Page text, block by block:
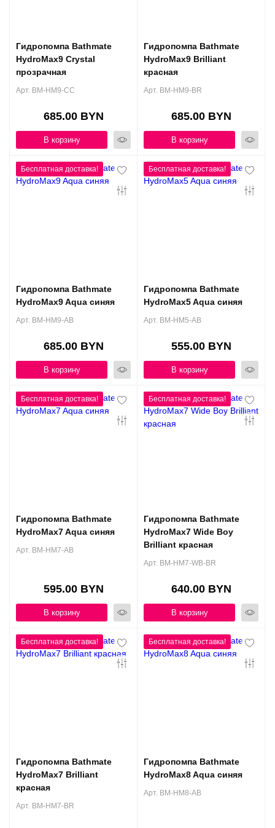
Гидропомпа Bathmate
HydroMax9 Crystal
прозрачная
Арт. BM-HM9-CC
685.00 BYN
В корзину
Гидропомпа Bathmate
HydroMax9 Brilliant
красная
Арт. BM-HM9-BR
685.00 BYN
В корзину
Гидропомпа Bathmate
HydroMax9 Aqua синяя
Арт. BM-HM9-AB
685.00 BYN
В корзину
Гидропомпа Bathmate
HydroMax5 Aqua синяя
Арт. BM-HM5-AB
555.00 BYN
В корзину
Гидропомпа Bathmate
HydroMax7 Aqua синяя
Арт. BM-HM7-AB
595.00 BYN
В корзину
Гидропомпа Bathmate
HydroMax7 Wide Boy
Brilliant красная
Арт. BM-HM7-WB-BR
640.00 BYN
В корзину
Гидропомпа Bathmate
HydroMax7 Brilliant
красная
Арт. BM-HM7-BR
Гидропомпа Bathmate
HydroMax8 Aqua синяя
Арт. BM-HM8-AB